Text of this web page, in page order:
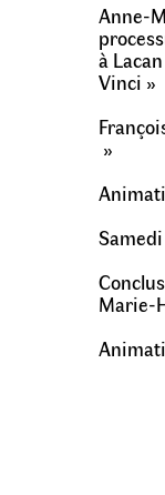
Anne-
à
Vinci »
»
Marie-